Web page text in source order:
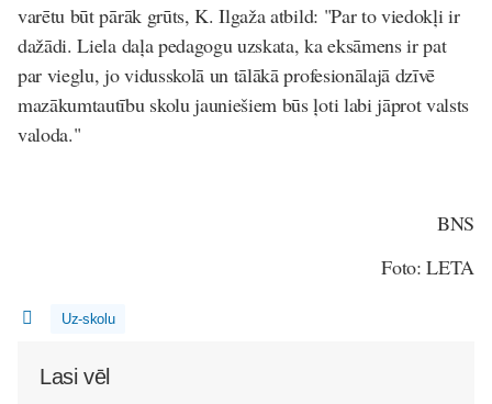
varētu būt pārāk grūts, K. Ilgaža atbild: "Par to viedokļi ir
dažādi. Liela daļa pedagogu uzskata, ka eksāmens ir pat
par vieglu, jo vidusskolā un tālākā profesionālajā dzīvē
mazākumtautību skolu jauniešiem būs ļoti labi jāprot valsts
valoda."
BNS
Foto: LETA
Uz-skolu
Lasi vēl